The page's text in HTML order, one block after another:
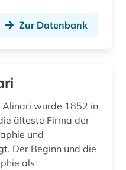
Zur Datenbank
Alinari wurde 1852 in
älteste Firma der
und
Der Beginn und die
als